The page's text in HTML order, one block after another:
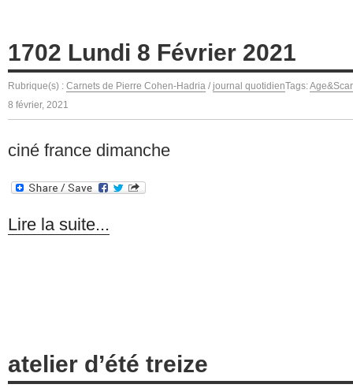
1702 Lundi 8 Février 2021
Rubrique(s) : Carnets de Pierre Cohen-Hadria / journal quotidienTags:
8 février, 2021
ciné france dimanche
Lire la suite...
atelier d’été treize